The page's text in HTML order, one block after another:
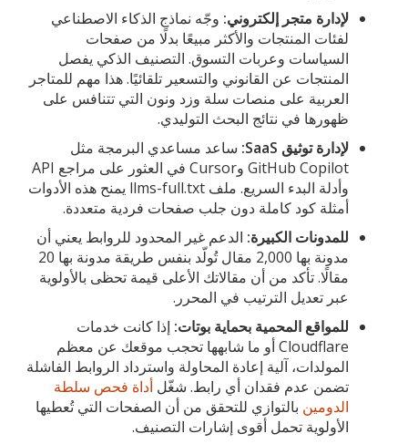
لإدارة متجر إلكتروني: وجّه نماذج الذكاء الاصطناعي
لفئات المنتجات والأكثر مبيعًا بدلًا من صفحات
السياسات وعربات التسوق. التصنيف الذكي يفصل
المنتجات عن القانوني والتسعير تلقائيًا. هذا مهم للمتاجر
العربية على منصات سلة وزد ونون التي تتنافس على
ظهورها في نتائج البحث التوليدي.
لإدارة توثيق SaaS:
ساعد مساعدي البرمجة مثل
GitHub Copilot وCursor في العثور على مراجع API
وأدلة البدء السريع. ملف llms-full.txt يمنح هذه الأدوات
أمثلة كود كاملة دون جلب صفحات فردية متعددة.
للمدونات الكبيرة: الدعم غير المحدود للروابط يعني أن
مدونة بها 2,000 مقال تُولّد بنفس طريقة مدونة بها 20
مقالًا. تأكد من أن مقالاتك الأعلى قيمة تحظى بالأولوية
عبر تعديل الترتيب في المحرر.
للمواقع المحمية بحماية بوتات: إذا كانت خدمات
Cloudflare أو ما شابهها تحجب موقعك عن معظم
المولدات، آلية إعادة المحاولة واسترداد الروابط الفاشلة
تضمن عدم فقدان أي رابط. شغّل أداة فحص سلطة
الدومين بالتوازي للتحقق من أن الصفحات التي تُعطيها
الأولوية تحمل أقوى إشارات التصنيف.